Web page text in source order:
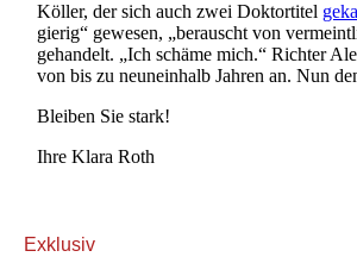
Köller, der sich auch zwei Doktortitel
gierig“ gewesen, „berauscht von
gehandelt. „Ich schäme mich.“ Richter
von bis zu neuneinhalb Jahren an. Nun
Bleiben Sie stark!
Ihre Klara Roth
Exklusiv